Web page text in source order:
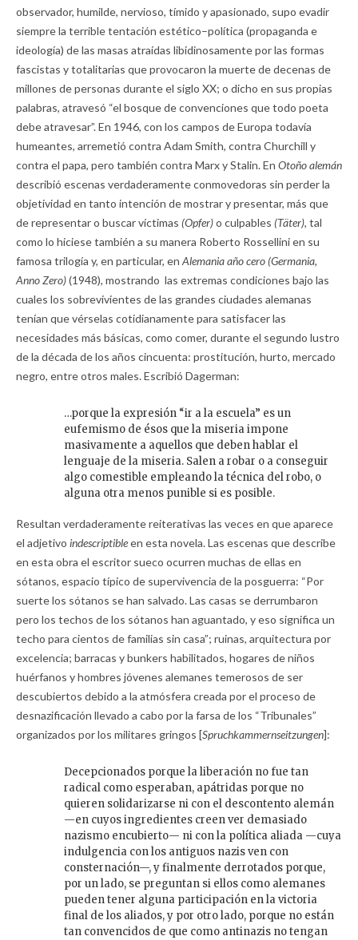
observador, humilde, nervioso, tímido y apasionado, supo evadir
siempre la terrible tentación estético–política (propaganda e
ideología) de las masas atraídas libidinosamente por las formas
fascistas y totalitarias que provocaron la muerte de decenas de
millones de personas durante el siglo XX; o dicho en sus propias
palabras, atravesó “el bosque de convenciones que todo poeta
debe atravesar”. En 1946, con los campos de Europa todavía
humeantes, arremetió contra Adam Smith, contra Churchill y
contra el papa, pero también contra Marx y Stalin. En Otoño alemán
describió escenas verdaderamente conmovedoras sin perder la
objetividad en tanto intención de mostrar y presentar, más que
de representar o buscar víctimas (Opfer)o culpables (Täter), tal
como lo hiciese también a su manera Roberto Rossellini en su
famosa trilogía y, en particular, en Alemania año cero (Germania,
Anno Zero)(1948), mostrando las extremas condiciones bajo las
cuales los sobrevivientes de las grandes ciudades alemanas
tenían que vérselas cotidianamente para satisfacer las
necesidades más básicas, como comer, durante el segundo lustro
de la década de los años cincuenta: prostitución, hurto, mercado
negro, entre otros males. Escribió Dagerman:
…porque la expresión “ir a la escuela” es un
eufemismo de ésos que la miseria impone
masivamente a aquellos que deben hablar el
lenguaje de la miseria. Salen a robar o a conseguir
algo comestible empleando la técnica del robo, o
alguna otra menos punible si es posible.
Resultan verdaderamente reiterativas las veces en que aparece
el adjetivo indescriptibleen esta novela. Las escenas que describe
en esta obra el escritor sueco ocurren muchas de ellas en
sótanos, espacio típico de supervivencia de la posguerra: “Por
suerte los sótanos se han salvado. Las casas se derrumbaron
pero los techos de los sótanos han aguantado, y eso significa un
techo para cientos de familias sin casa”; ruinas, arquitectura por
excelencia; barracas y bunkers habilitados, hogares de niños
huérfanos y hombres jóvenes alemanes temerosos de ser
descubiertos debido a la atmósfera creada por el proceso de
desnazificación llevado a cabo por la farsa de los “Tribunales”
organizados por los militares gringos [Spruchkammernseitzungen]:
Decepcionados porque la liberación no fue tan
radical como esperaban, apátridas porque no
quieren solidarizarse ni con el descontento alemán
—en cuyos ingredientes creen ver demasiado
nazismo encubierto— ni con la política aliada —cuya
indulgencia con los antiguos nazis ven con
consternación—, y finalmente derrotados porque,
por un lado, se preguntan si ellos como alemanes
pueden tener alguna participación en la victoria
final de los aliados, y por otro lado, porque no están
tan convencidos de que como antinazis no tengan